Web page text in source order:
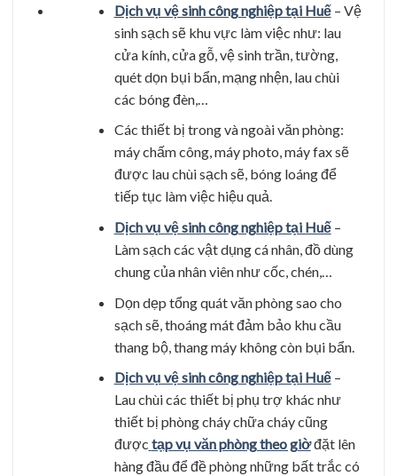
Dịch vụ vệ sinh công nghiệp tại Huế– Vệ
sinh sạch sẽ khu vực làm việc như: lau
cửa kính, cửa gỗ, vệ sinh trần, tường,
quét dọn bụi bẩn, mạng nhện, lau chùi
các bóng đèn,…
Các thiết bị trong và ngoài văn phòng:
máy chấm công, máy photo, máy fax sẽ
được lau chùi sạch sẽ, bóng loáng để
tiếp tục làm việc hiệu quả.
Dịch vụ vệ sinh công nghiệp tại Huế–
Làm sạch các vật dụng cá nhân, đồ dùng
chung của nhân viên như cốc, chén,…
Dọn dẹp tổng quát văn phòng sao cho
sạch sẽ, thoáng mát đảm bảo khu cầu
thang bộ, thang máy không còn bụi bẩn.
Dịch vụ vệ sinh công nghiệp tại Huế–
Lau chùi các thiết bị phụ trợ khác như
thiết bị phòng cháy chữa cháy cũng
được tạp vụ văn phòng theo giờđặt lên
hàng đầu để đề phòng những bất trắc có